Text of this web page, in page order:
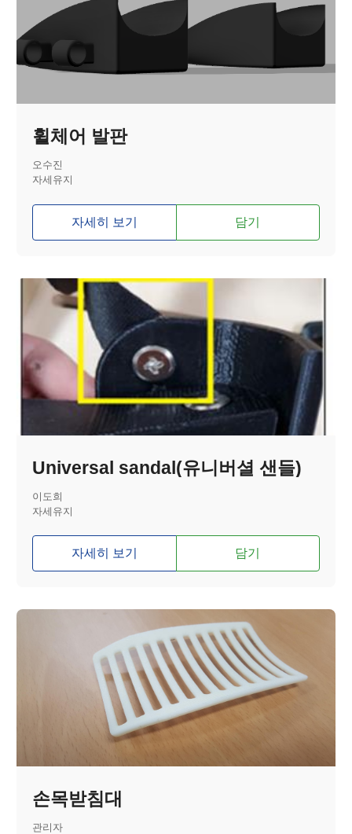
휠체어 발판
오수진
자세유지
자세히 보기 담기
Universal sandal(유니버셜 샌들)
이도희
자세유지
자세히 보기 담기
손목받침대
관리자